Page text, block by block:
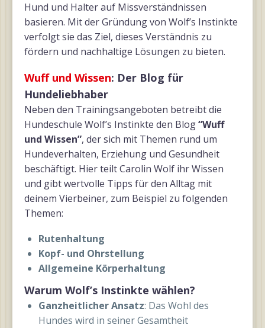
Hund und Halter auf Missverständnissen
basieren. Mit der Gründung von Wolf’s Instinkte
verfolgt sie das Ziel, dieses Verständnis zu
fördern und nachhaltige Lösungen zu bieten.
Wuff und Wissen: Der Blog für
Hundeliebhaber
Neben den Trainingsangeboten betreibt die
Hundeschule Wolf’s Instinkte den Blog“Wuff
und Wissen”, der sich mit Themen rund um
Hundeverhalten, Erziehung und Gesundheit
beschäftigt. Hier teilt Carolin Wolf ihr Wissen
und gibt wertvolle Tipps für den Alltag mit
deinem Vierbeiner, zum Beispiel zu folgenden
Themen:
Rutenhaltung
Kopf- und Ohrstellung
Allgemeine Körperhaltung
Warum Wolf’s Instinkte wählen?
Ganzheitlicher Ansatz: Das Wohl des
Hundes wird in seiner Gesamtheit